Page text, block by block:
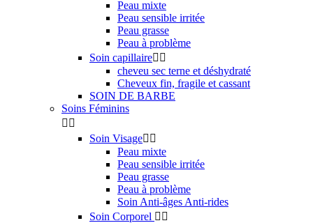
Peau mixte
Peau sensible irritée
Peau grasse
Peau à problème
Soin capillaire 
cheveu sec terne et déshydraté
Cheveux fin, fragile et cassant
SOIN DE BARBE
Soins Féminins
 
Soin Visage 
Peau mixte
Peau sensible irritée
Peau grasse
Peau à problème
Soin Anti-âges Anti-rides
Soin Corporel  